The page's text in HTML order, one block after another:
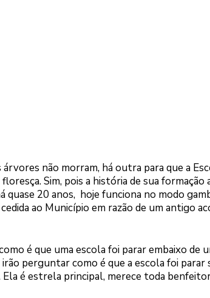
árvores não morram, há outra para que a
Sim, pois a história de sua
quase 20 anos, hoje funciona no modo
ao Município em razão de um antigo
é que uma escola foi parar embaixo de
perguntar como é que a escola foi parar
Ela é estrela principal, merece toda